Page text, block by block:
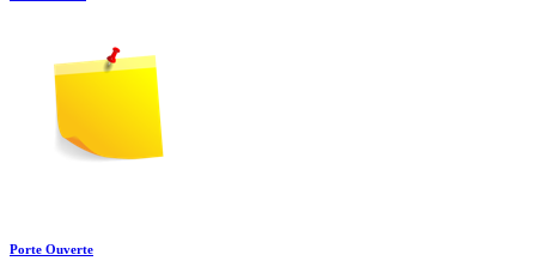
Porte Ouverte